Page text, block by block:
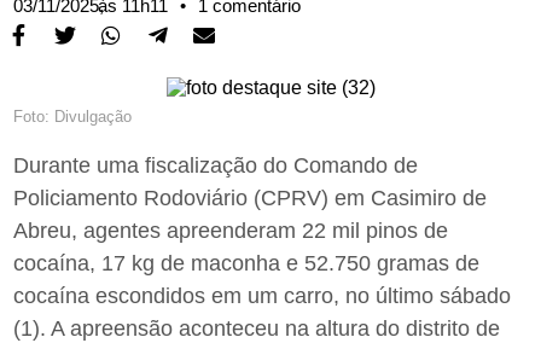
03/11/2025,às 11h11 • 1 comentário
Foto: Divulgação
Durante uma fiscalização do Comando de
Policiamento Rodoviário (CPRV) em Casimiro de
Abreu, agentes apreenderam 22 mil pinos de
cocaína, 17 kg de maconha e 52.750 gramas de
cocaína escondidos em um carro, no último sábado
(1). A apreensão aconteceu na altura do distrito de